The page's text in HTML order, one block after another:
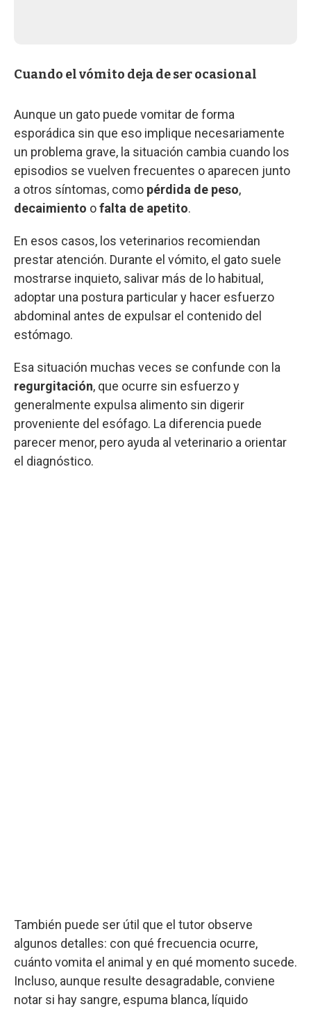
Cuando el vómito deja de ser ocasional
Aunque un gato puede vomitar de forma
esporádica sin que eso implique necesariamente
un problema grave, la situación cambia cuando los
episodios se vuelven frecuentes o aparecen junto
a otros síntomas, como pérdida de peso,
decaimiento ofalta de apetito.
En esos casos, los veterinarios recomiendan
prestar atención. Durante el vómito, el gato suele
mostrarse inquieto, salivar más de lo habitual,
adoptar una postura particular y hacer esfuerzo
abdominal antes de expulsar el contenido del
estómago.
Esa situación muchas veces se confunde con la
regurgitación, que ocurre sin esfuerzo y
generalmente expulsa alimento sin digerir
proveniente del esófago. La diferencia puede
parecer menor, pero ayuda al veterinario a orientar
el diagnóstico.
También puede ser útil que el tutor observe
algunos detalles: con qué frecuencia ocurre,
cuánto vomita el animal y en qué momento sucede.
Incluso, aunque resulte desagradable, conviene
notar si hay sangre, espuma blanca, líquido